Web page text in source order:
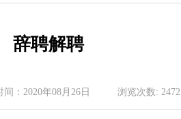
辞聘解聘
间：2020年08月26日 浏览次数: 2472